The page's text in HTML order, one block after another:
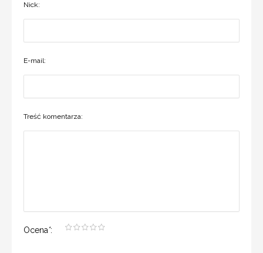
Nick:
E-mail:
Treść komentarza:
Ocena*: